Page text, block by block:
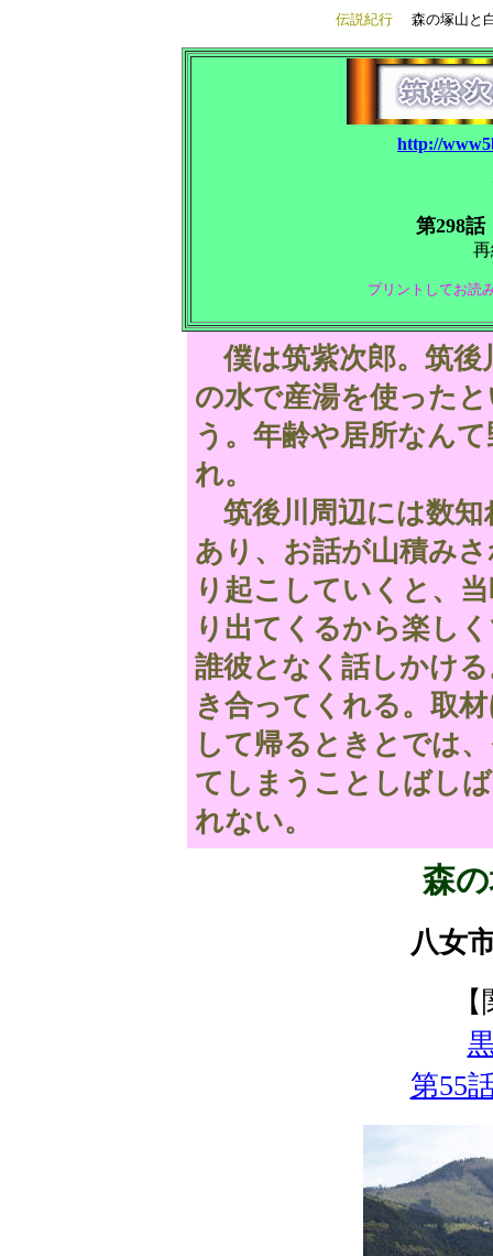
伝説紀行 森の塚山
http://
第298
再
プリントしてお読み
僕は筑紫次郎。筑後
の水で産湯を使った
う。年齢や居所なん
れ。
筑後川周辺には数知
あり、お話が山積み
り起こしていくと、
り出てくるから楽し
誰彼となく話しかけ
き合ってくれる。取
して帰るときとでは
てしまうことしばし
れない。
森
八女
第55